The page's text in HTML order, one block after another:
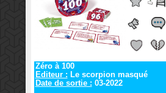
Zéro à 100
Editeur : Le scorpion masqué
Date de sortie : 03-2022